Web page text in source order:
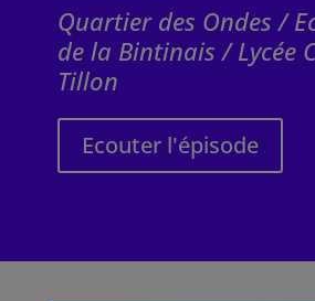
Quartier des Ondes /
de la Bintinais / Lycée
Tillon
Ecouter l'épisode